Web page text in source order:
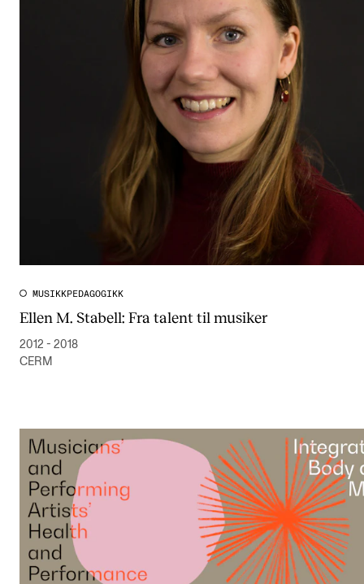
MUSIKKPEDAGOGIKK
Ellen M. Stabell: Fra talent til musiker
2012 - 2018
CERM